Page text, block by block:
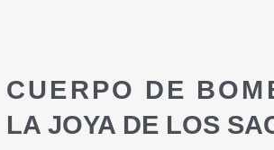
CUERPO DE
LA JOYA DE LOS